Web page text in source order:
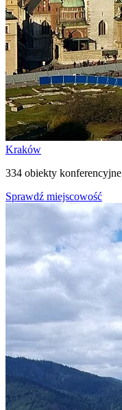
Kraków
334 obiekty konferencyjne
Sprawdź miejscowość